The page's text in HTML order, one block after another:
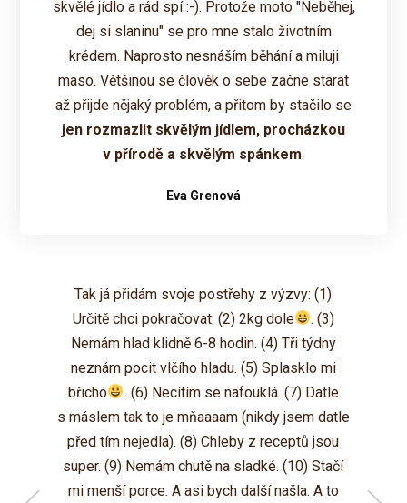
skvělé jídlo a rád spí :-). Protože moto "Neběhej,
dej si slaninu" se pro mne stalo životním
krédem. Naprosto nesnáším běhání a miluji
maso. Většinou se člověk o sebe začne starat
až přijde nějaký problém, a přitom by stačilo se
jen rozmazlit skvělým jídlem, procházkou
v přírodě a skvělým spánkem.
Eva Grenová
Tak já přidám svoje postřehy z výzvy: (1)
Určitě chci pokračovat. (2) 2kg dole
. (3)
Nemám hlad klidně 6-8 hodin. (4) Tři týdny
neznám pocit vlčího hladu. (5) Splasklo mi
břicho
. (6) Necítím se nafouklá. (7) Datle
s máslem tak to je mňaaaam (nikdy jsem datle
před tím nejedla). (8) Chleby z receptů jsou
super. (9) Nemám chutě na sladké. (10) Stačí
mi menší porce. A asi bych další našla. A to
Hana
K. J.